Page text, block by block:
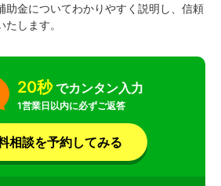
助金についてわかりやすく説明し、信頼
します。
20秒でカンタン入力
1営業日以内に必ずご返答
相談を予約してみる